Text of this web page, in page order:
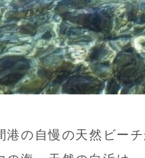
港の自慢の天然ビー